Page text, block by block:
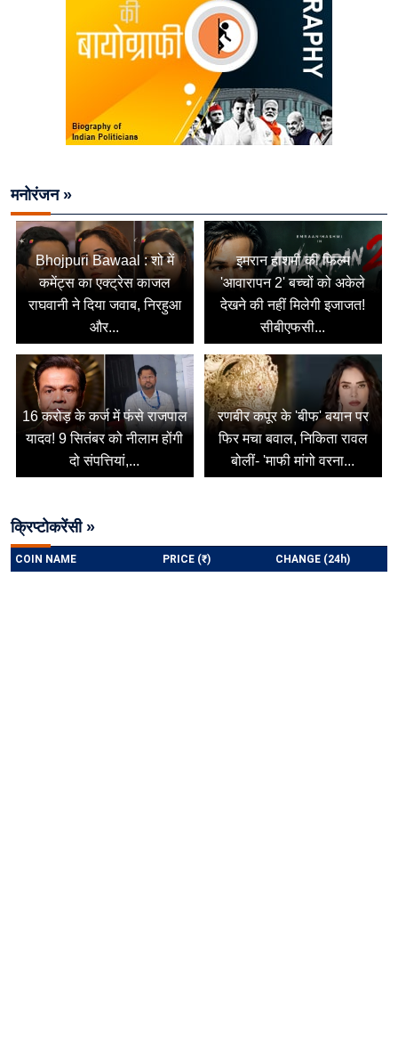
मनोरंजन »
Bhojpuri Bawaal : शो में
कमेंट्स का एक्ट्रेस काजल
राघवानी ने दिया जवाब, निरहुआ
और...
इमरान हाशमी की फिल्म
'आवारापन 2' बच्चों को अकेले
देखने की नहीं मिलेगी इजाजत!
सीबीएफसी...
16 करोड़ के कर्ज में फंसे राजपाल
यादव! 9 सितंबर को नीलाम होंगी
दो संपत्तियां,...
रणबीर कपूर के 'बीफ' बयान पर
फिर मचा बवाल, निकिता रावल
बोलीं- 'माफी मांगो वरना...
क्रिप्टोकरेंसी »